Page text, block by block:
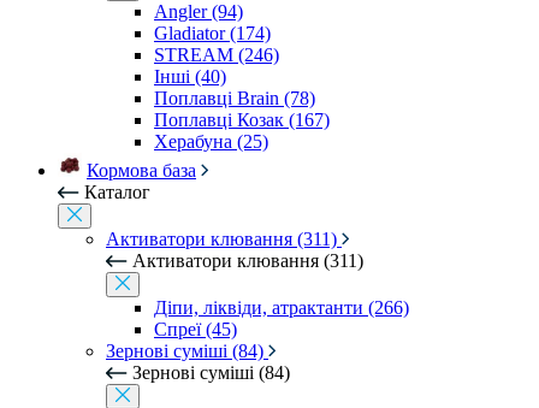
Angler (94)
Gladiator (174)
STREAM (246)
Інші (40)
Поплавці Brain (78)
Поплавці Козак (167)
Херабуна (25)
Кормова база
Каталог
Активатори клювання (311)
Активатори клювання (311)
Діпи, ліквіди, атрактанти (266)
Спреї (45)
Зернові суміші (84)
Зернові суміші (84)